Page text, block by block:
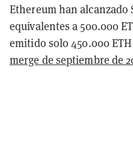
Ethereum han alcanzado
equivalentes a 500.000
emitido solo 450.000 ETH
merge de septiembre de